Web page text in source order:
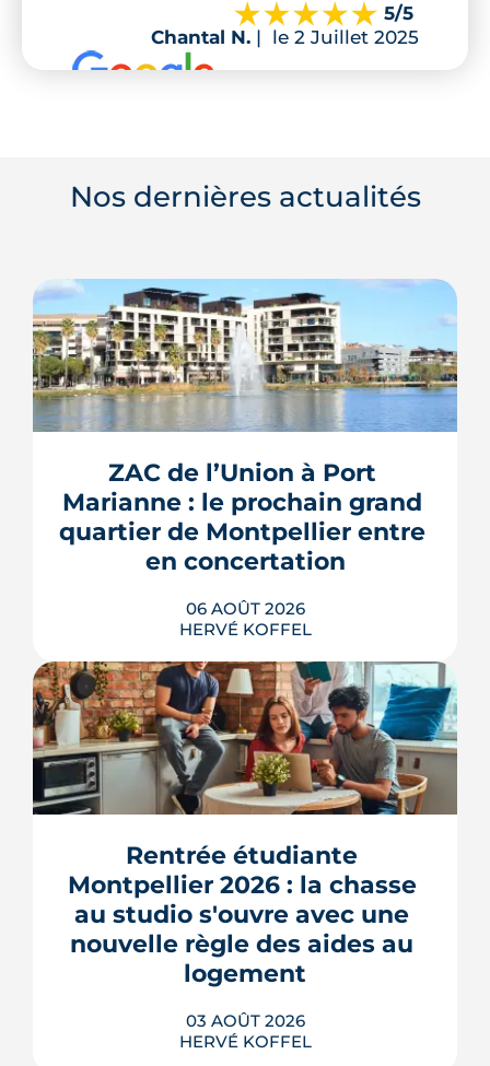
5/5
Chantal N. | le 2 Juillet 2025
Nos dernières actualités
ZAC de l’Union à Port
Marianne : le prochain grand
quartier de Montpellier entre
en concertation
06 AOÛT 2026
HERVÉ KOFFEL
Montpellier prépare la dernière grande
pièce de Port Marianne. La ZAC de
l'Union, entrée dans une nouvelle
phase de concertation, veut
transformer un secteur sans identité en
quartier d'habitat.
LIRE L'ARTICLE
Rentrée étudiante
Montpellier 2026 : la chasse
au studio s'ouvre avec une
nouvelle règle des aides au
logement
03 AOÛT 2026
HERVÉ KOFFEL